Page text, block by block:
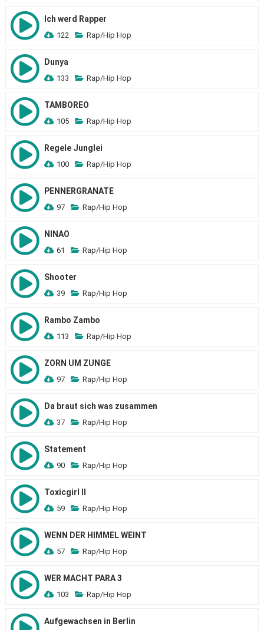
Ich werd Rapper
122 Rap/Hip Hop
Dunya
133 Rap/Hip Hop
TAMBOREO
105 Rap/Hip Hop
Regele Junglei
100 Rap/Hip Hop
PENNERGRANATE
97 Rap/Hip Hop
NINAO
61 Rap/Hip Hop
Shooter
39 Rap/Hip Hop
Rambo Zambo
113 Rap/Hip Hop
ZORN UM ZUNGE
97 Rap/Hip Hop
Da braut sich was zusammen
37 Rap/Hip Hop
Statement
90 Rap/Hip Hop
Toxicgirl II
59 Rap/Hip Hop
WENN DER HIMMEL WEINT
57 Rap/Hip Hop
WER MACHT PARA 3
103 Rap/Hip Hop
Aufgewachsen in Berlin